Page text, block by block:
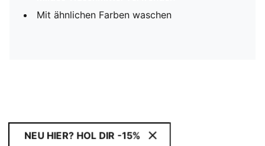
Mit ähnlichen Farben waschen
NEU HIER? HOL DIR -15%